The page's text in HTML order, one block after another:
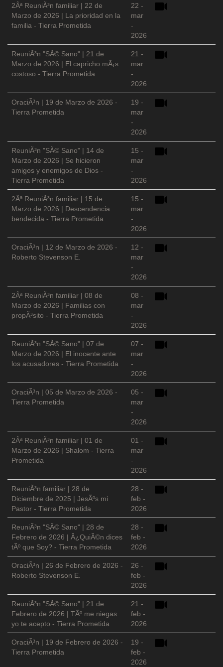
2Âª ReuniÃ³n familiar | 22 de
Marzo de 2026 | La prioridad en la
familia - Tierra Prometida
22 -
mar
-
2026
ReuniÃ³n "SÃ© Sano" | 21 de
Marzo de 2026 | El capricho mÃ¡s
costoso - Tierra Prometida
21 -
mar
-
2026
OraciÃ³n | 19 de Marzo de 2026 -
Tierra Prometida
19 -
mar
-
2026
ReuniÃ³n "SÃ© Sano" | 14 de
Marzo de 2026 | Se hicieron
amigos y enemigos de Dios -
Tierra Prometida
15 -
mar
-
2026
2Âª ReuniÃ³n familiar | 15 de
Marzo de 2026 | Descendencia
bendecida - Tierra Prometida
15 -
mar
-
2026
OraciÃ³n | 12 de Marzo de 2026 -
Roberto Stevenson E.
12 -
mar
-
2026
2Âª ReuniÃ³n familiar | 08 de
Marzo de 2026 | Familias con
propÃ³sito - Tierra Prometida
08 -
mar
-
2026
ReuniÃ³n "SÃ© Sano" | 07 de
Marzo de 2026 | El inocente ante
los acusadores - Tierra Prometida
07 -
mar
-
2026
OraciÃ³n | 05 de Marzo de 2026 -
Tierra Prometida
05 -
mar
-
2026
2Âª ReuniÃ³n familiar | 01 de
Marzo de 2026 | Shalom - Tierra
Prometida
01 -
mar
-
2026
ReuniÃ³n familiar | 28 de
Diciembre de 2025 | JesÃºs mi
Pastor - Tierra Prometida
28 -
feb -
2026
ReuniÃ³n "SÃ© Sano" | 28 de
Febrero de 2026 | Â¿QuiÃ©n dices
tÃº que Soy? - Tierra Prometida
28 -
feb -
2026
OraciÃ³n | 26 de Febrero de 2026 -
Roberto Stevenson E.
26 -
feb -
2026
ReuniÃ³n "SÃ© Sano" | 21 de
Febrero de 2026 | TÃº me niegas
yo te acepto - Tierra Prometida
21 -
feb -
2026
OraciÃ³n | 19 de Febrero de 2026 -
Tierra Prometida
19 -
feb -
2026